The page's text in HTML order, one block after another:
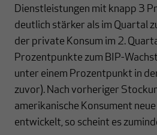
Dienstleistungen mit knapp 3
deutlich stärker als im Quartal
der private Konsum im 2.
Prozentpunkte zum BIP-
unter einem Prozentpunkt in
zuvor). Nach vorheriger
amerikanische Konsument
entwickelt, so scheint es